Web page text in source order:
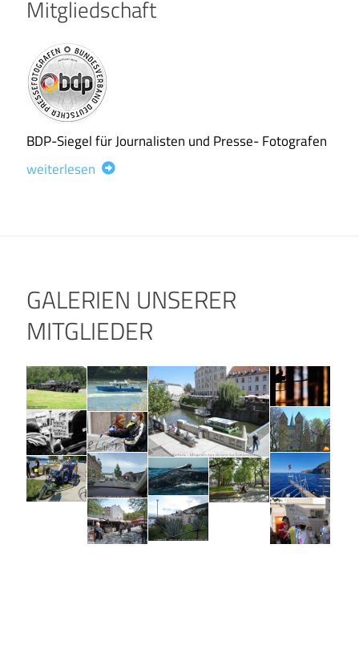
Mitgliedschaft
BDP-Siegel für Journalisten und Presse- Fotografen
weiterlesen
GALERIEN UNSERER
MITGLIEDER